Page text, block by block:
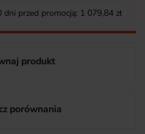
dni przed promocją: 1 079,84 zł
produkt
porównania